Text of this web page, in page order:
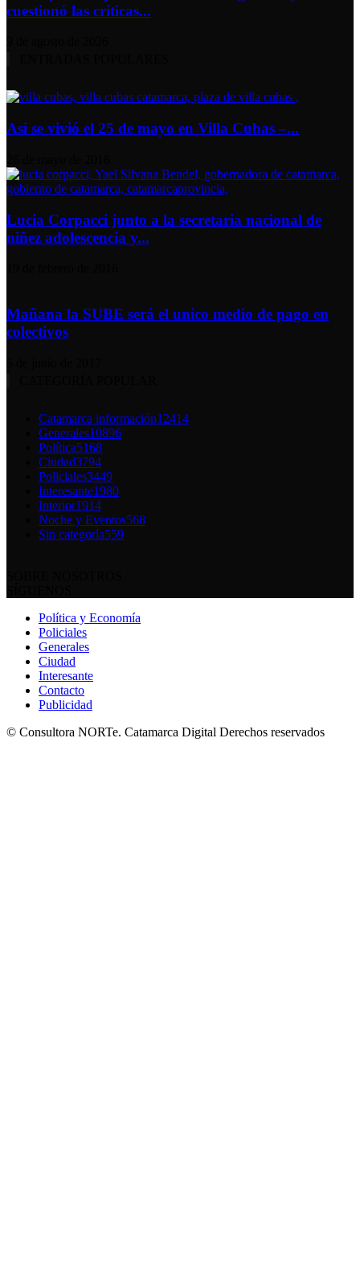
cuestionó las críticas...
Asi se vivió el 25 de mayo en Villa Cubas –...
Lucia Corpacci junto a la secretaria nacional de
niñez adolescencia y...
Mañana la SUBE será el unico medio de pago en
colectivos
Catamarca información12414
Generales10896
Política5168
Ciudad3794
Policiales3449
Interesante1980
Interior1914
Noche y Eventos568
Sin categoría559
Política y Economía
Policiales
Generales
Ciudad
Interesante
Contacto
Publicidad
© Consultora NORTe. Catamarca Digital Derechos reservados